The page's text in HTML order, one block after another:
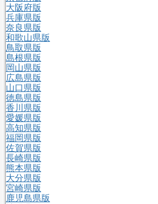
大阪府版
兵庫県版
奈良県版
和歌山県版
鳥取県版
島根県版
岡山県版
広島県版
山口県版
徳島県版
香川県版
愛媛県版
高知県版
福岡県版
佐賀県版
長崎県版
熊本県版
大分県版
宮崎県版
鹿児島県版